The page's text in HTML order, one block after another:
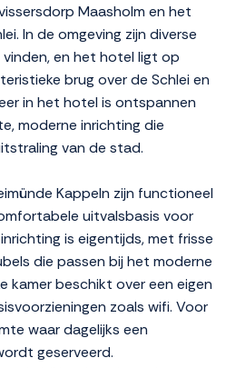
Maasholm en het
In de omgeving zijn diverse
en het hotel ligt op
brug over de Schlei en
in het hotel is ontspannen
moderne inrichting die
van de stad.
Kappeln zijn functioneel
uitvalsbasis voor
is eigentijds, met frisse
die passen bij het moderne
kamer beschikt over een eigen
zoals wifi. Voor
waar dagelijks een
geserveerd.